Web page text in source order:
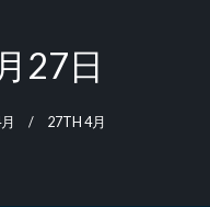
27日
27TH 4月